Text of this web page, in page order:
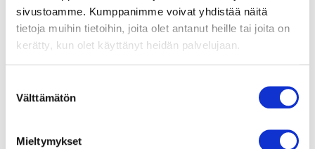
sivustoamme. Kumppanimme voivat yhdistää näitä
tietoja muihin tietoihin, joita olet antanut heille tai joita on
kerätty, kun olet käyttänyt heidän palvelujaan.
valinta
Välttämätön
Mieltymykset
rullakoteloa
tarvita.
Keskipakopuhaltimilla